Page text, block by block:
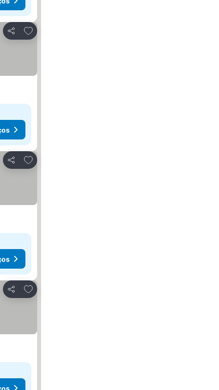
Partilhar
Adicionar aos favoritos
Partilhar
Adicionar aos favoritos
Partilhar
Adicionar aos favoritos